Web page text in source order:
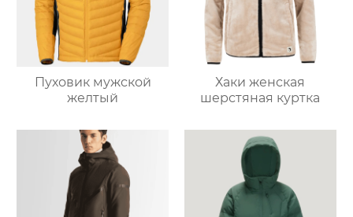
Пуховик мужской
желтый
Хаки женская
шерстяная куртка